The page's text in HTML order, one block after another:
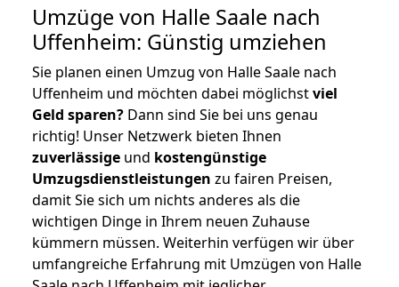
Umzüge von Halle Saale nach
Uffenheim: Günstig umziehen
Sie planen einen Umzug von Halle Saale nach
Uffenheim und möchten dabei möglichstviel
Geld sparen? Dann sind Sie bei uns genau
richtig! Unser Netzwerk bieten Ihnen
zuverlässige und kostengünstige
Umzugsdienstleistungen zu fairen Preisen,
damit Sie sich um nichts anderes als die
wichtigen Dinge in Ihrem neuen Zuhause
kümmern müssen. Weiterhin verfügen wir über
umfangreiche Erfahrung mit Umzügen von Halle